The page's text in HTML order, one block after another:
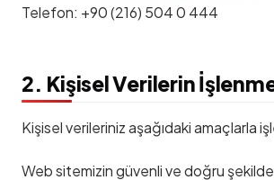
Telefon: +90 (216) 504 0 444
2. Kişisel Verilerin
Kişisel verileriniz aşağıdaki amaçlarla
Web sitemizin güvenli ve doğru şekilde